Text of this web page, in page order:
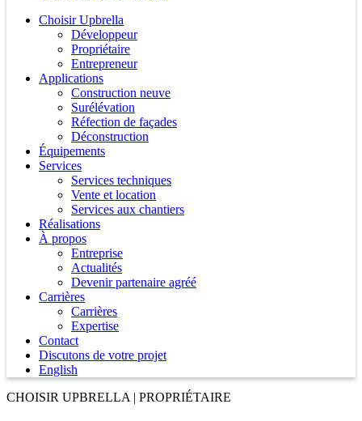
Choisir Upbrella
Développeur
Propriétaire
Entrepreneur
Applications
Construction neuve
Surélévation
Réfection de façades
Déconstruction
Équipements
Services
Services techniques
Vente et location
Services aux chantiers
Réalisations
À propos
Entreprise
Actualités
Devenir partenaire agréé
Carrières
Carrières
Expertise
Contact
Discutons de votre projet
English
CHOISIR UPBRELLA | PROPRIÉTAIRE